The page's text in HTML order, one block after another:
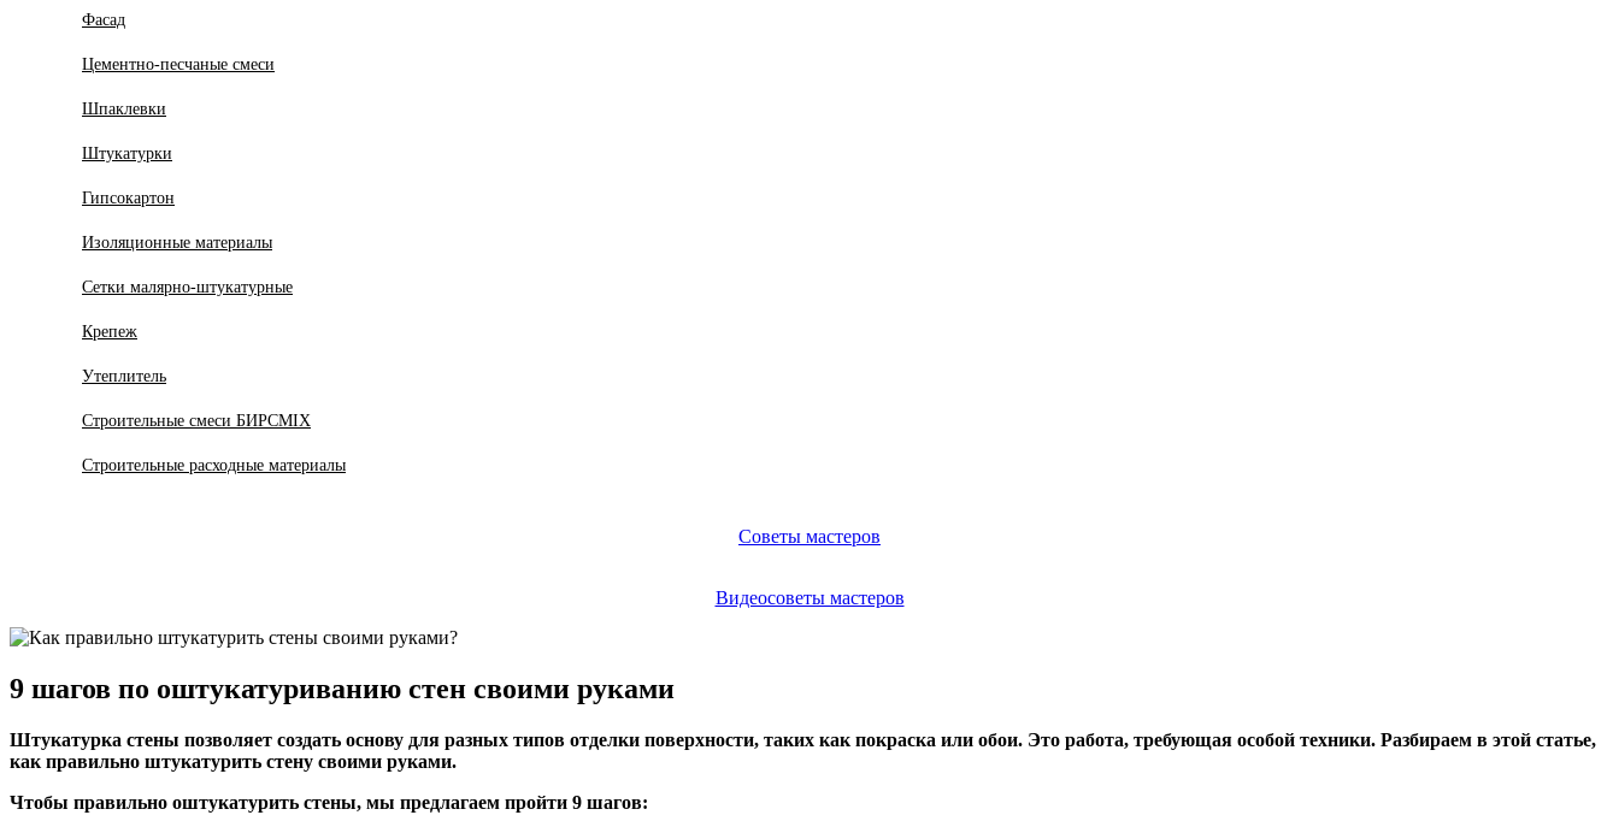
Фасад
Цементно-песчаные смеси
Шпаклевки
Штукатурки
Гипсокартон
Изоляционные материалы
Сетки малярно-штукатурные
Крепеж
Утеплитель
Строительные смеси БИРСMIX
Строительные расходные материалы
Советы мастеров
Видеосоветы мастеров
9 шагов по оштукатуриванию стен своими руками
Штукатурка стены позволяет создать основу для разных типов отделки поверхности, таких как покраска или обои. Это работа, требующая особой техники. Разбираем в этой статье,
как правильно штукатурить стену своими руками.
Чтобы правильно оштукатурить стены, мы предлагаем пройти 9 шагов: